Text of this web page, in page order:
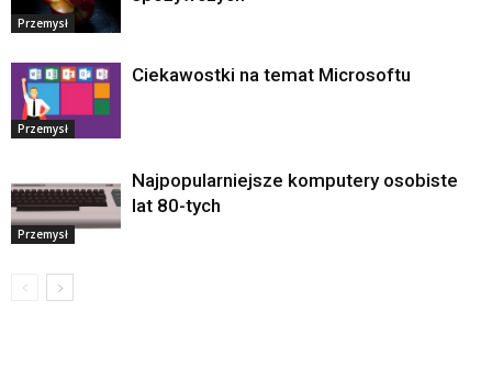
Przemysł
Przemysł
Ciekawostki na temat Microsoftu
Przemysł
Najpopularniejsze komputery osobiste
lat 80-tych